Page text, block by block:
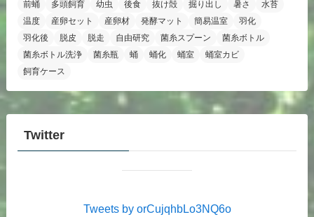
前蛹
多頭飼育 幼虫 後食 抜け殻 掘り出し 暑さ
水苔
温度
産卵セット 産卵材 発酵マット 簡易温室
羽化
羽化後
脱皮 脱走 自由研究 菌糸スプーン
菌糸ボトル
菌糸ボトル洗浄
菌糸瓶 蛹 蛹化 蛹室
蛹室カビ
飼育ケース
Twitter
Tweets by orCujqhbLo3NQ6o